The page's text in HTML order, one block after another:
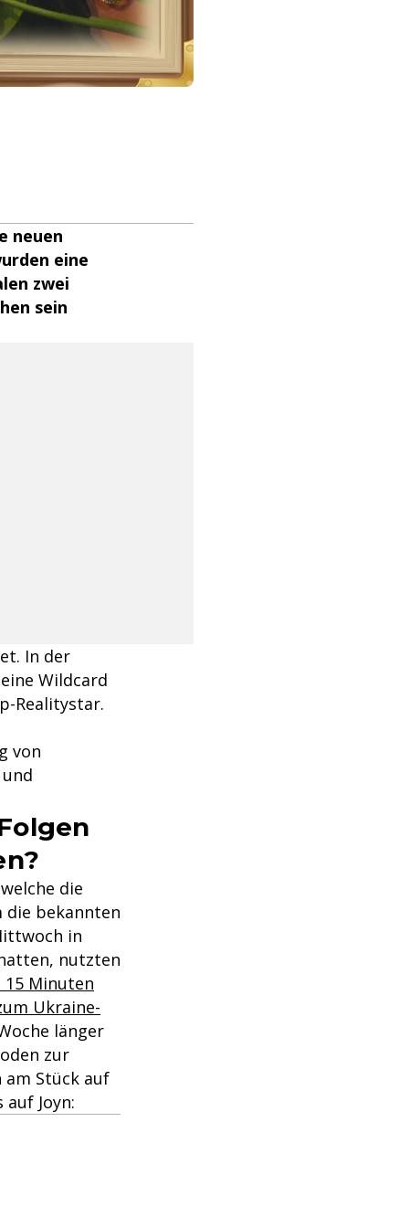
neuen
eine
zwei
sein
In der
Wildcard
Realitystar.
von
die
die bekannten
in
nutzten
Minuten
Ukraine-
länger
zur
am Stück auf
Joyn: